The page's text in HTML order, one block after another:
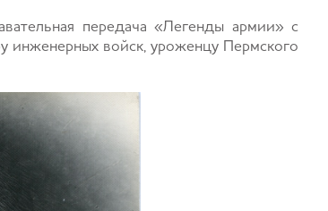
передача «Легенды армии» с
инженерных войск, уроженцу Пермского